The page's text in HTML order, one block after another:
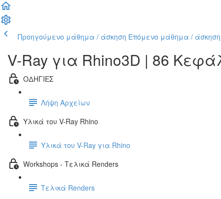
Προηγούμενο μάθημα / άσκηση Επόμενο μάθημα / άσκηση
V-Ray για Rhino3D | 86
ΟΔΗΓΙΕΣ
Λήψη Αρχείων
Υλικά του V-Ray Rhino
Υλικά του V-Ray για Rhino
Workshops - Τελικά Renders
Τελικά Renders